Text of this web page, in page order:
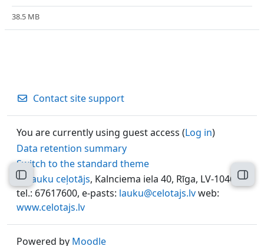
Open course index
38.5 MB
Contact site support
You are currently using guest access (Log in)
Data retention summary
Switch to the standard theme
© Lauku ceļotājs, Kalnciema iela 40, Rīga, LV-1046,
tel.: 67617600, e-pasts: lauku@celotajs.lvweb:
www.celotajs.lv
Powered by Moodle